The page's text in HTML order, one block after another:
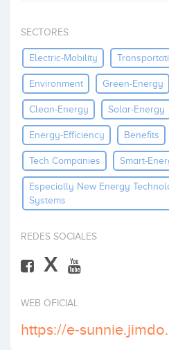
SECTORES
Electric-Mobility
Environment Green-Energy
Clean-Energy Solar-Energy
Energy-Efficiency Benefits
Tech Companies Smart-
Especially New Energy
Systems
REDES SOCIALES
X
WEB OFICIAL
https://e-